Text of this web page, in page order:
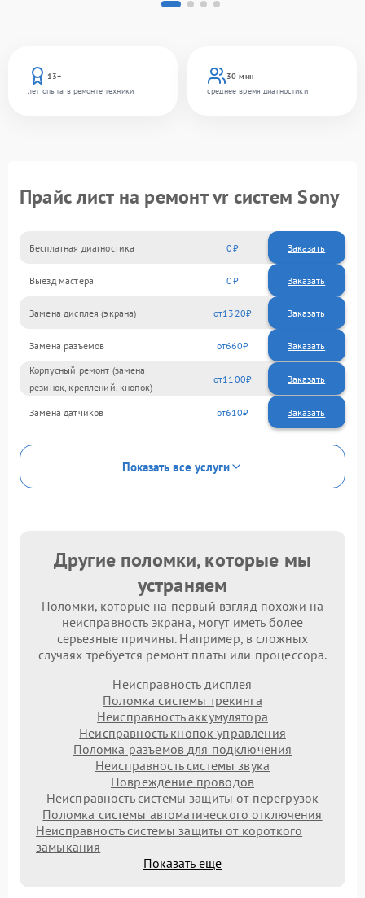
13+
лет опыта в ремонте техники
30 мин
среднее время диагностики
Прайс лист на ремонт vr систем Sony
Бесплатная диагностика 0 Заказать
Выезд мастера 0 Заказать
Замена дисплея (экрана) 1320
Замена разъемов 660
Корпусный ремонт (замена
резинок, креплений, кнопок)
1100
Замена датчиков 610
Показать все услуги
Другие поломки, которые мы
устраняем
Поломки, которые на первый взгляд похожи на
неисправность экрана, могут иметь более
серьезные причины. Например, в сложных
случаях требуется ремонт платы или процессора.
Неисправность дисплея
Поломка системы трекинга
Неисправность аккумулятора
Неисправность кнопок управления
Поломка разъемов для подключения
Неисправность системы звука
Повреждение проводов
Неисправность системы защиты от перегрузок
Поломка системы автоматического отключения
Неисправность системы защиты от короткого
замыкания
Показать еще